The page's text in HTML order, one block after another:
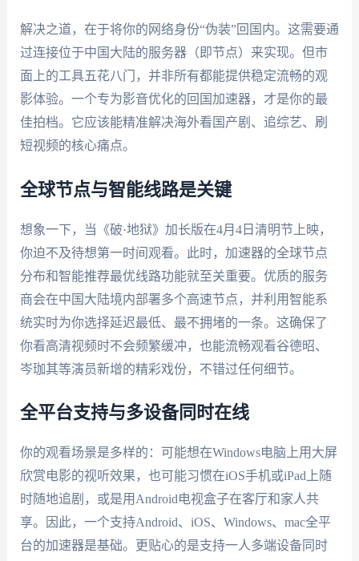
解决之道，在于将你的网络身份“伪装”回国内。这需要通
过连接位于中国大陆的服务器（即节点）来实现。但市
面上的工具五花八门，并非所有都能提供稳定流畅的观
影体验。一个专为影音优化的回国加速器，才是你的最
佳拍档。它应该能精准解决海外看国产剧、追综艺、刷
短视频的核心痛点。
全球节点与智能线路是关键
想象一下，当《破·地狱》加长版在4月4日清明节上映，
你迫不及待想第一时间观看。此时，加速器的全球节点
分布和智能推荐最优线路功能就至关重要。优质的服务
商会在中国大陆境内部署多个高速节点，并利用智能系
统实时为你选择延迟最低、最不拥堵的一条。这确保了
你看高清视频时不会频繁缓冲，也能流畅观看谷德昭、
岑珈其等演员新增的精彩戏份，不错过任何细节。
全平台支持与多设备同时在线
你的观看场景是多样的：可能想在Windows电脑上用大屏
欣赏电影的视听效果，也可能习惯在iOS手机或iPad上随
时随地追剧，或是用Android电视盒子在客厅和家人共
享。因此，一个支持Android、iOS、Windows、mac全平
台的加速器是基础。更贴心的是支持一人多端设备同时